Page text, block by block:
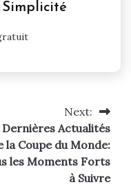
Simplicité
Next:
Dernières Actualités
la Coupe du Monde:
les Moments Forts
à Suivre